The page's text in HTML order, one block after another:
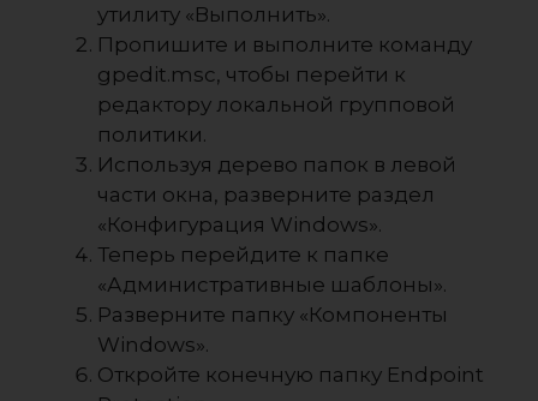
утилиту «Выполнить».
Пропишите и выполните команду
gpedit.msc, чтобы перейти к
редактору локальной групповой
политики.
Используя дерево папок в левой
части окна, разверните раздел
«Конфигурация Windows».
Теперь перейдите к папке
«Административные шаблоны».
Разверните папку «Компоненты
Windows».
Откройте конечную папку Endpoint